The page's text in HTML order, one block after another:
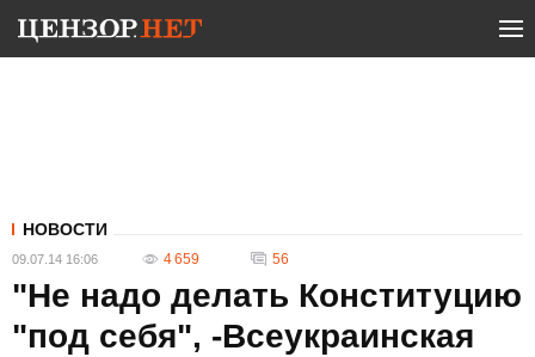
НОВОСТИ
09.07.14 16:06 4 659 56
"Не надо делать Конституцию
"под себя", -Всеукраинская